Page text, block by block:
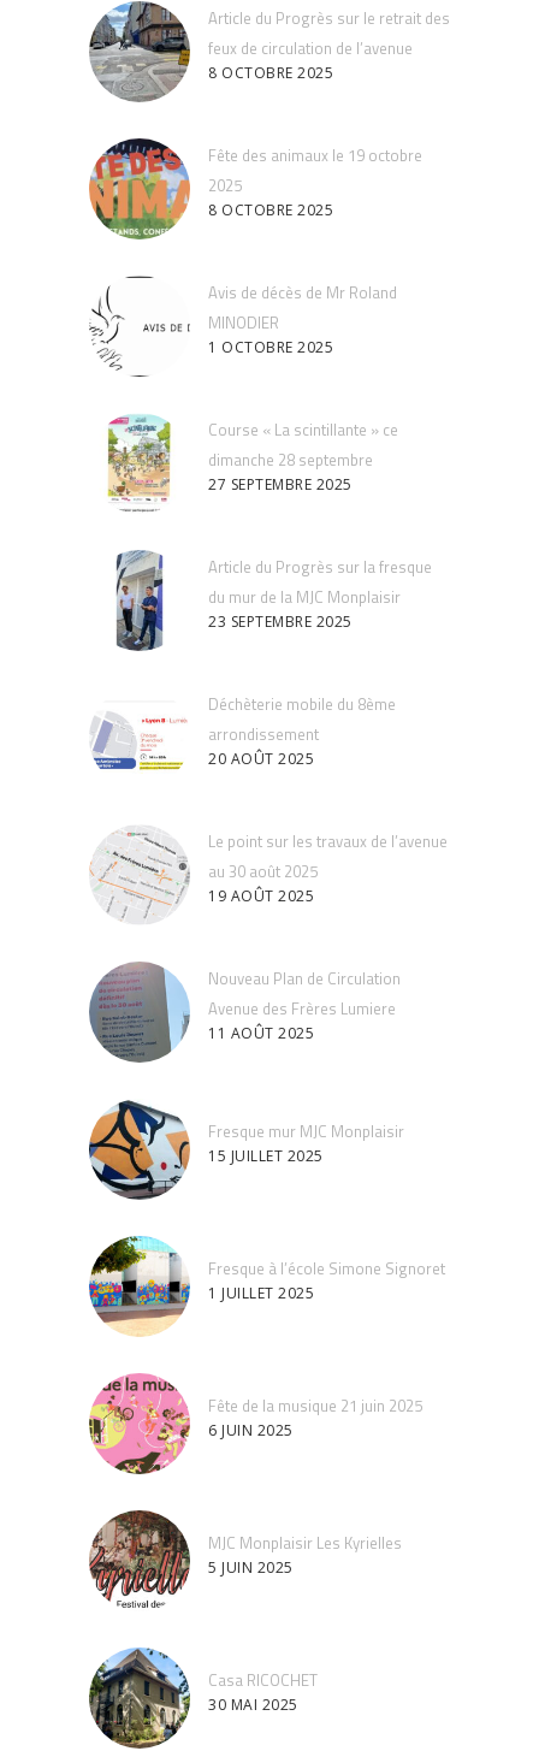
Article du Progrès sur le retrait des
feux de circulation de l’avenue
8 OCTOBRE 2025
Fête des animaux le 19 octobre
2025
8 OCTOBRE 2025
Avis de décès de Mr Roland
MINODIER
1 OCTOBRE 2025
Course « La scintillante » ce
dimanche 28 septembre
27 SEPTEMBRE 2025
Article du Progrès sur la fresque
du mur de la MJC Monplaisir
23 SEPTEMBRE 2025
Déchèterie mobile du 8ème
arrondissement
20 AOÛT 2025
Le point sur les travaux de l’avenue
au 30 août 2025
19 AOÛT 2025
Nouveau Plan de Circulation
Avenue des Frères Lumiere
11 AOÛT 2025
Fresque mur MJC Monplaisir
15 JUILLET 2025
Fresque à l’école Simone Signoret
1 JUILLET 2025
Fête de la musique 21 juin 2025
6 JUIN 2025
MJC Monplaisir Les Kyrielles
5 JUIN 2025
Casa RICOCHET
30 MAI 2025